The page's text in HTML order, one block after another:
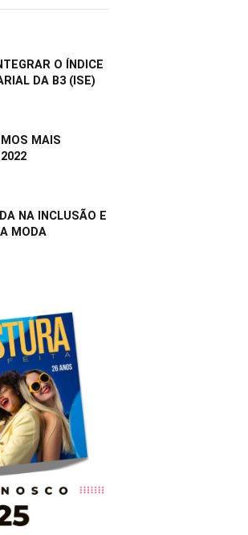
O ÍNDICE
DA B3 (ISE)
MAIS
NA INCLUSÃO E
MODA